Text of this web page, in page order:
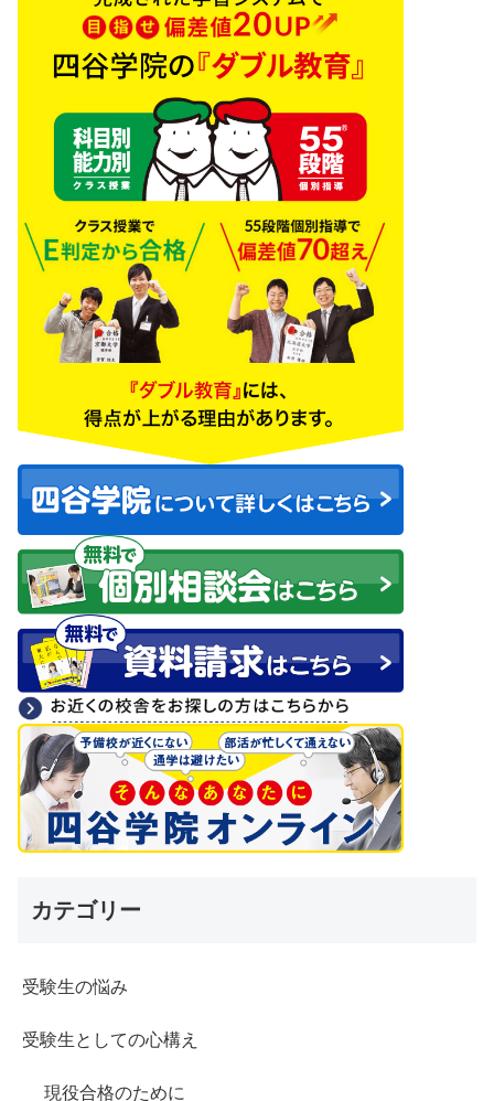
カテゴリー
受験生の悩み
受験生としての心構え
現役合格のために